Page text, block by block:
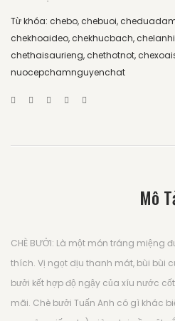
Từ khóa: chebo, chebuoi,
chekhoaideo, chekhucbach,
chethaisaurieng, chethotnot,
nuocepchamnguyenchat
Mô
CHÈ BƯỞI: Là một món tráng miệng
thích. Vị ngọt dịu thanh mát, bùi bùi
bưởi kết hợp độ ngậy của xíu nước
mãi. Chè bưởi Tuấn Anh có gì khác